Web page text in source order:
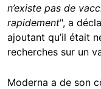
n’existe pas de
rapidement", a
ajoutant qu’il était
recherches sur un
Moderna a de son